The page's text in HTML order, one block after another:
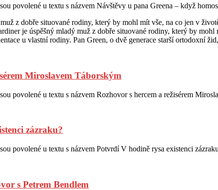
povolené u textu s názvem Návštěvy u pana Greena – když
z dobře situované rodiny, který by mohl mít vše, na co jen v
je úspěšný mladý muž z dobře situované rodiny, který by
u vlastní rodiny. Pan Green, o dvě generace starší ortodoxní
Miroslavem Táborským
povolené u textu s názvem Rozhovor s hercem a režisérem
zázraku?
povolené u textu s názvem Potvrdí V hodině rysa existenci
s Petrem Bendlem